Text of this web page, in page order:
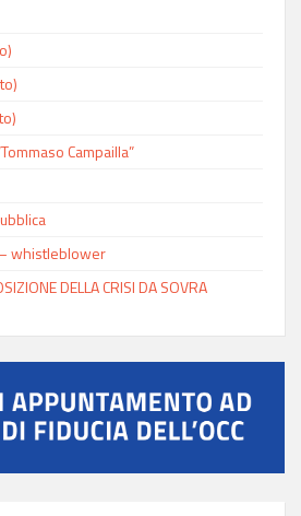
Campailla”
whistleblower
DELLA CRISI DA SOVRA